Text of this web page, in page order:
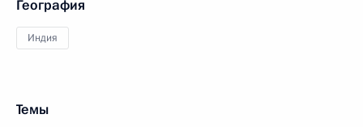
География
Индия
Темы